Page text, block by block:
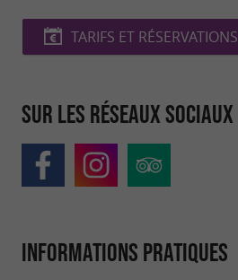
TARIFS ET RÉSERVATIONS
Sur les réseaux sociaux
Informations pratiques